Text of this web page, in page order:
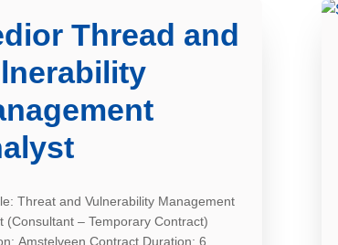
Thread and
Threat and Vulnerability Management
(Consultant – Temporary Contract)
Amstelveen Contract Duration: 6